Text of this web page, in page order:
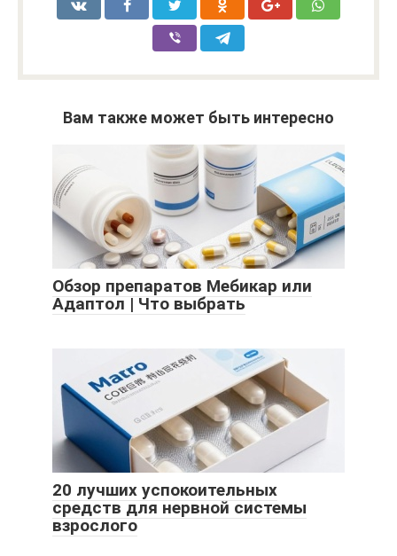
Вам также может быть интересно
Обзор препаратов Мебикар или
Адаптол | Что выбрать
20 лучших успокоительных
средств для нервной системы
взрослого